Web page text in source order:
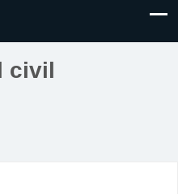
civil